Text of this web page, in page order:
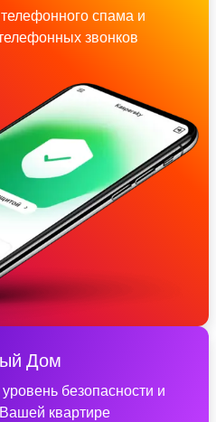
спама и
звонков
Дом
безопасности и
квартире